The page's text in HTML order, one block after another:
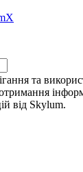
X
та
від Skylum.